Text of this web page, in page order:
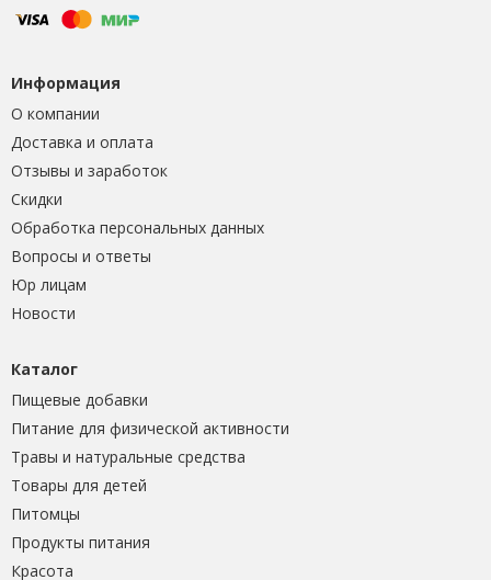
Информация
О компании
Доставка и оплата
Отзывы и заработок
Скидки
Обработка персональных данных
Вопросы и ответы
Юр лицам
Новости
Каталог
Пищевые добавки
Питание для физической активности
Травы и натуральные средства
Товары для детей
Питомцы
Продукты питания
Красота